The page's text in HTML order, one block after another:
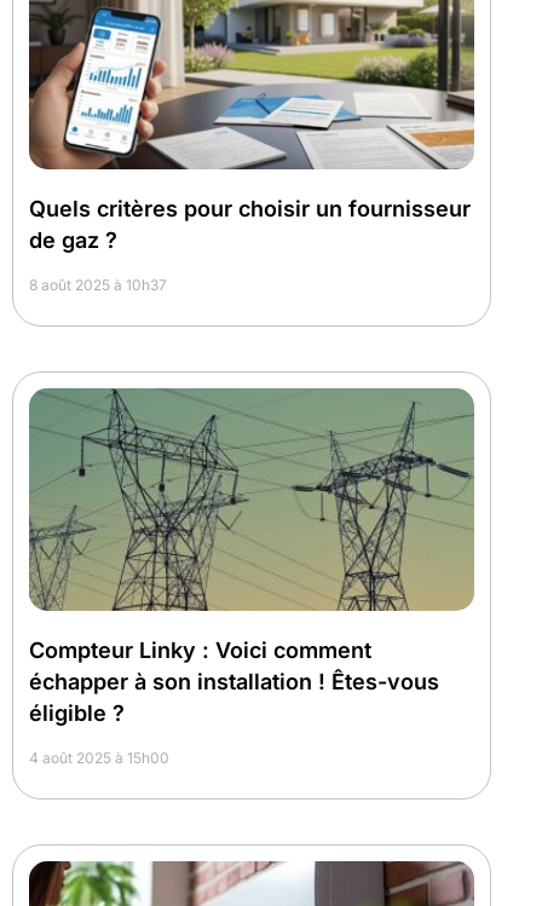
Quels critères pour choisir un fournisseur
de gaz ?
8 août 2025 à 10h37
Compteur Linky : Voici comment
échapper à son installation ! Êtes-vous
éligible ?
4 août 2025 à 15h00